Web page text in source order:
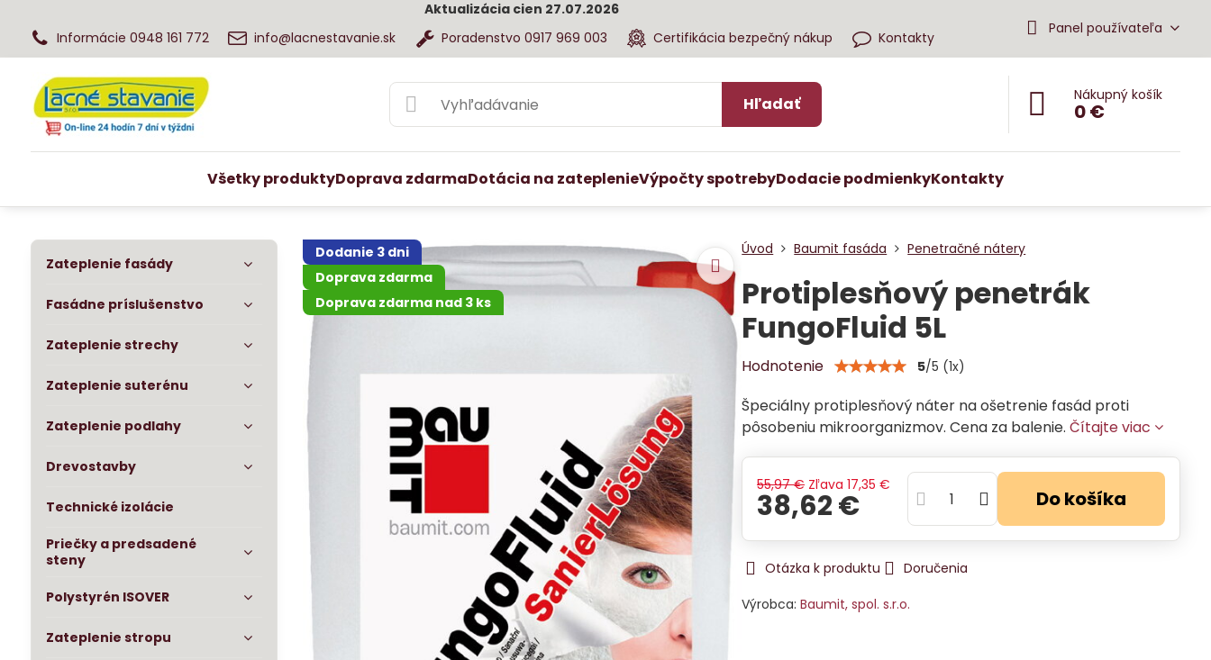
Aktualizácia cien 27.07.2026
Informácie 0948 161 772
info@lacnestavanie.sk Poradenstvo 0917 969 003 Certifikácia bezpečný nákup Kontakty
Panel používateľa
Hľadať Nákupný košík
0 €
Všetky produktyDoprava zdarmaDotácia na zateplenieVýpočty spotrebyDodacie podmienkyKontakty
Dodanie 3 dni
Doprava zdarma
Doprava zdarma nad 3 ks
Úvod Baumit fasáda Penetračné nátery
Protiplesňový penetrák
FungoFluid 5L
Hodnotenie 5/5 (1x)
Špeciálny protiplesňový náter na ošetrenie fasád proti
pôsobeniu mikroorganizmov. Cena za balenie.Čítajte viac
55,97 € Zľava 17,35 €
38,62 € Do košíka
Otázka k produktu
Doručenia
Výrobca:Baumit, spol. s.r.o.
Zateplenie fasády
Fasádne príslušenstvo
Zateplenie strechy
Zateplenie suterénu
Zateplenie podlahy
Drevostavby
Technické izolácie
Priečky a predsadené
steny
Polystyrén ISOVER
Zateplenie stropu